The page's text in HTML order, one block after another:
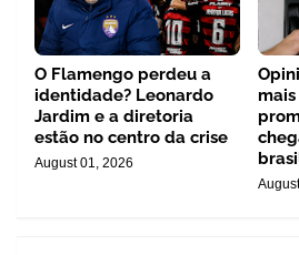
O Flamengo perdeu a
identidade? Leonardo
Jardim e a diretoria
estão no centro da crise
August 01, 2026